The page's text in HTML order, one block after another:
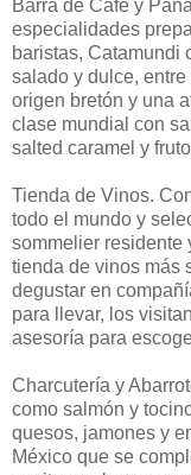
Barra de Café y
especialidades
baristas, Catamundi
salado y dulce,
origen bretón y una
clase mundial con
salted caramel y
Tienda de Vinos.
todo el mundo y
sommelier residente
tienda de vinos más
degustar en
para llevar, los
asesoría para
Charcutería y
como salmón y
quesos, jamones y
México que se